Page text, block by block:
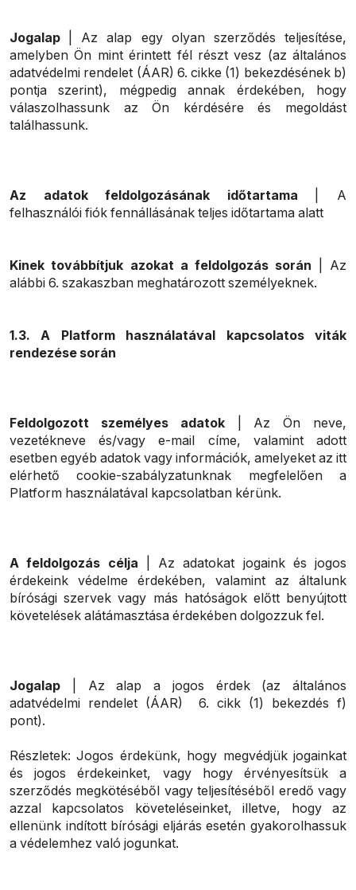
Jogalap
| Az alap egy olyan szerződés teljesítése,
amelyben Ön mint érintett fél részt vesz (az általános
adatvédelmi rendelet (ÁAR) 6. cikke (1) bekezdésének b)
pontja szerint), mégpedig annak érdekében, hogy
válaszolhassunk az Ön kérdésére és megoldást
találhassunk.
Az adatok feldolgozásának időtartama
| A
felhasználói fiók fennállásának teljes időtartama alatt
Kinek továbbítjuk azokat a feldolgozás során
| Az
alábbi 6. szakaszban meghatározott személyeknek.
1.3. A Platform használatával kapcsolatos viták
rendezése során
Feldolgozott személyes adatok| Az Ön neve,
vezetékneve és/vagy e-mail címe, valamint adott
esetben egyéb adatok vagy információk, amelyeket az itt
elérhető cookie-szabályzatunknak megfelelően a
Platform használatával kapcsolatban kérünk.
A feldolgozás célja | Az adatokat jogaink és jogos
érdekeink védelme érdekében, valamint az általunk
bírósági szervek vagy más hatóságok előtt benyújtott
követelések alátámasztása érdekében dolgozzuk fel.
Jogalap | Az alap a jogos érdek (az általános
adatvédelmi rendelet (ÁAR) 6. cikk (1) bekezdés f)
pont).
Részletek: Jogos érdekünk, hogy megvédjük jogainkat
és jogos érdekeinket, vagy hogy érvényesítsük a
szerződés megkötéséből vagy teljesítéséből eredő vagy
azzal kapcsolatos követeléseinket, illetve, hogy az
ellenünk indított bírósági eljárás esetén gyakorolhassuk
a védelemhez való jogunkat.